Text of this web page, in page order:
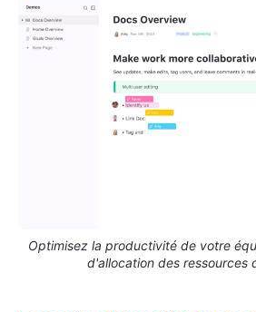
Optimisez la productivité de votre
d'allocation des ressources